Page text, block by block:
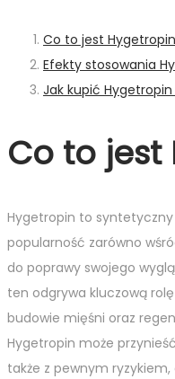
Co to jest
Efekty stosowania
Jak kupić Hygetropin
Co to jest
Hygetropin to syntetyczny
popularność zarówno
do poprawy swojego
ten odgrywa kluczową
budowie mięśni oraz
Hygetropin może
także z pewnym